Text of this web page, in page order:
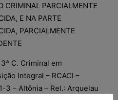
CRIMINAL PARCIALMENTE
E NA PARTE
PARCIALMENTE
3ª C. Criminal em
Integral – RCACI –
3 – Altônia – Rel.: Arquelau